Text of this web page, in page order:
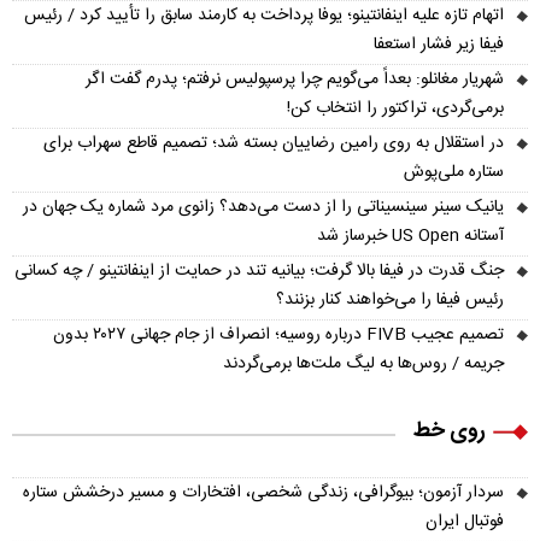
اتهام تازه علیه اینفانتینو؛ یوفا پرداخت به کارمند سابق را تأیید کرد / رئیس
فیفا زیر فشار استعفا
شهریار مغانلو: بعداً می‌گویم چرا پرسپولیس نرفتم؛ پدرم گفت اگر
برمی‌گردی، تراکتور را انتخاب کن!
در استقلال به روی رامین رضاییان بسته شد؛ تصمیم قاطع سهراب برای
ستاره ملی‌پوش
یانیک سینر سینسیناتی را از دست می‌دهد؟ زانوی مرد شماره یک جهان در
آستانه US Open خبرساز شد
جنگ قدرت در فیفا بالا گرفت؛ بیانیه تند در حمایت از اینفانتینو / چه کسانی
رئیس فیفا را می‌خواهند کنار بزنند؟
تصمیم عجیب FIVB درباره روسیه؛ انصراف از جام جهانی ۲۰۲۷ بدون
جریمه / روس‌ها به لیگ ملت‌ها برمی‌گردند
روی خط
سردار آزمون؛ بیوگرافی، زندگی شخصی، افتخارات و مسیر درخشش ستاره
فوتبال ایران